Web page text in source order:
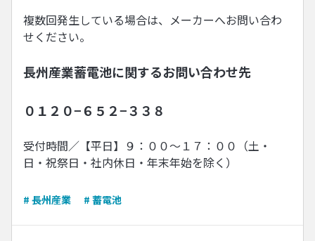
複数回発生している場合は、メーカーへお問い合わ
せください。
長州産業蓄電池に関するお問い合わせ先
０１２０−６５２−３３８
受付時間／【平日】９：００〜１７：００（土・
日・祝祭日・社内休日・年末年始を除く）
# 長州産業 # 蓄電池